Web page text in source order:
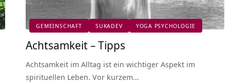
GEMEINSCHAFT SUKADEV YOGA PSYCHOLOGIE
Achtsamkeit – Tipps
Achtsamkeit im Alltag ist ein wichtiger Aspekt im
spirituellen Leben. Vor kurzem…